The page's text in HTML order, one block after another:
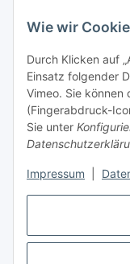
Wie wir
Durch Klicken auf
Einsatz folgender
Vimeo. Sie können
(Fingerabdruck-
Sie unter
Impressum